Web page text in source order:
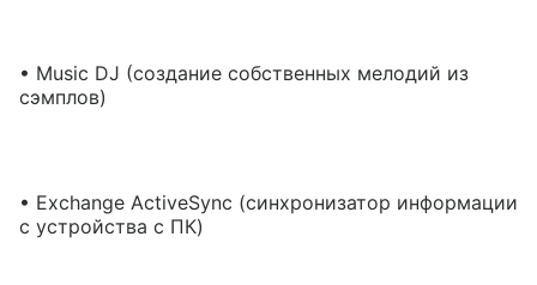
• Music DJ (создание собственных мелодий из
сэмплов)
• Exchange ActiveSync (синхронизатор информации
с устройства с ПК)